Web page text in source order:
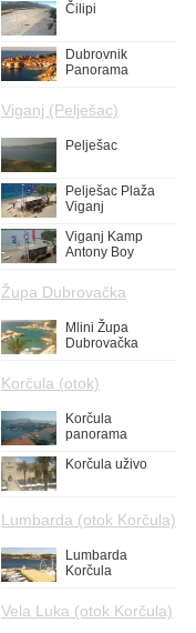
Čilipi
Dubrovnik
Panorama
Viganj (Pelješac)
Pelješac
Pelješac Plaža
Viganj
Viganj Kamp
Antony Boy
Župa Dubrovačka
Mlini Župa
Dubrovačka
Korčula (otok)
Korčula
panorama
Korčula uživo
Lumbarda (otok Korčula)
Lumbarda
Korčula
Vela Luka (otok Korčula)